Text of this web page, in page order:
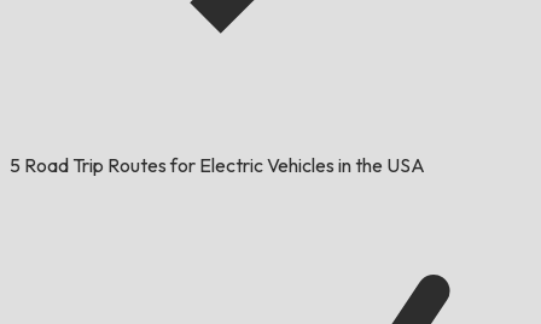
5 Road Trip Routes for Electric Vehicles in the USA